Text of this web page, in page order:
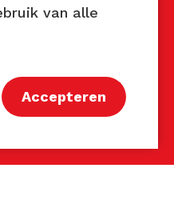
van alle
Accepteren